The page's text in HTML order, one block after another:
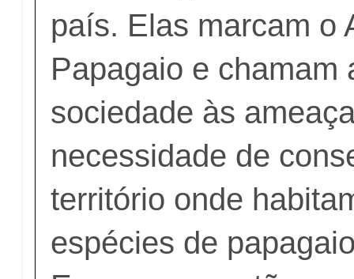
país. Elas marcam o
Papagaio e chamam
sociedade às
necessidade de
território onde
espécies de